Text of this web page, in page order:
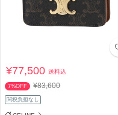
¥77,500送料込
7%OFF ¥83,600
関税負担なし